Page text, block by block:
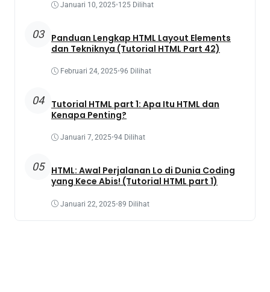
Januari 10, 2025•125 Dilihat
03
Panduan Lengkap HTML Layout Elements
dan Tekniknya (Tutorial HTML Part 42)
Februari 24, 2025•96 Dilihat
04
Tutorial HTML part 1: Apa Itu HTML dan
Kenapa Penting?
Januari 7, 2025•94 Dilihat
05
HTML: Awal Perjalanan Lo di Dunia Coding
yang Kece Abis! (Tutorial HTML part 1)
Januari 22, 2025•89 Dilihat